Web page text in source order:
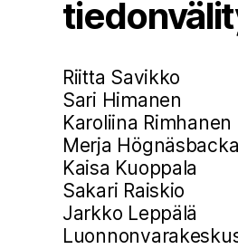
Riitta Savikko
Sari Himanen
Karoliina Rimhanen
Merja
Kaisa Kuoppala
Sakari Raiskio
Jarkko Leppälä